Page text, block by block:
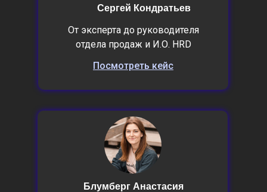
Сергей Кондратьев
От эксперта до руководителя
отдела продаж и И.О. HRD
Посмотреть кейс
Блумберг Анастасия